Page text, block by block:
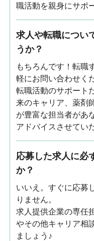
職活動を親身にサポ
求人や転職につい
うか？
もちろんです！転職
軽にお問い合わせく
転職活動のサポート
来のキャリア、薬剤
が豊富な担当者があ
アドバイスさせてい
応募した求人に必
か？
いいえ。すぐに応募
りません。
求人提供企業の専任
やその他キャリア相
ましょう♪